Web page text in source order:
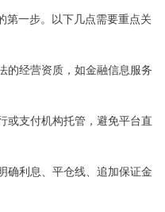
第一步。以下几点需要重点关
的经营资质，如金融信息服务
或支付机构托管，避免平台直
确利息、平仓线、追加保证金